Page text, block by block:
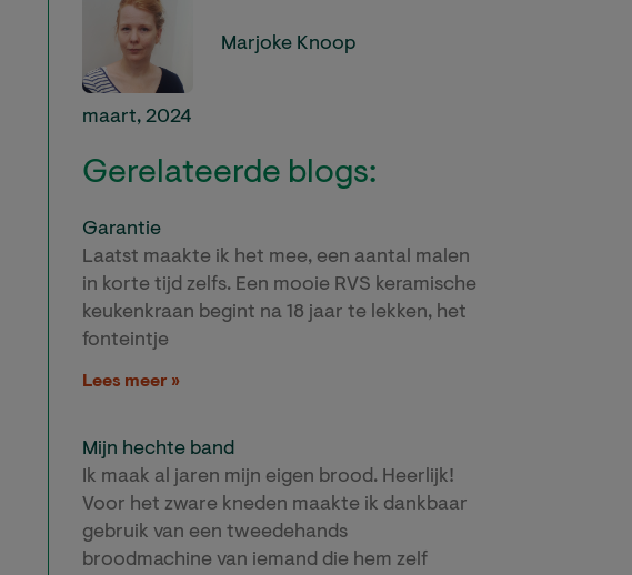
Marjoke Knoop
maart, 2024
Gerelateerde blogs:
Garantie
Laatst maakte ik het mee, een aantal malen
in korte tijd zelfs. Een mooie RVS keramische
keukenkraan begint na 18 jaar te lekken, het
fonteintje
Lees meer »
Mijn hechte band
Ik maak al jaren mijn eigen brood. Heerlijk!
Voor het zware kneden maakte ik dankbaar
gebruik van een tweedehands
broodmachine van iemand die hem zelf